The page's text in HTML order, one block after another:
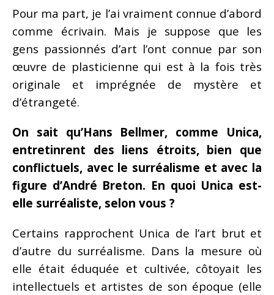
Pour ma part, je l’ai vraiment connue d’abord
comme écrivain. Mais je suppose que les
gens passionnés d’art l’ont connue par son
œuvre de plasticienne qui est à la fois très
originale et imprégnée de mystère et
d’étrangeté.
On sait qu’Hans Bellmer, comme Unica,
entretinrent des liens étroits, bien que
conflictuels, avec le surréalisme et avec la
figure d’André Breton. En quoi Unica est-
elle surréaliste, selon vous ?
Certains rapprochent Unica de l’art brut et
d’autre du surréalisme. Dans la mesure où
elle était éduquée et cultivée, côtoyait les
intellectuels et artistes de son époque (elle